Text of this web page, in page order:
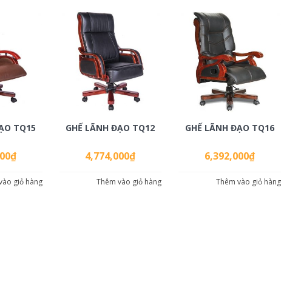
TQ15
₫
giỏ hàng
GHẾ LÃNH ĐẠO TQ12
4,774,000₫
Thêm vào giỏ hàng
GHẾ LÃNH ĐẠO TQ16
6,392,000₫
Thêm vào giỏ hàng